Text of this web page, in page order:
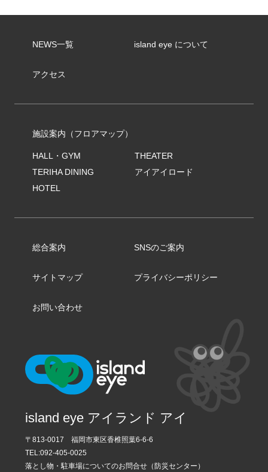
NEWS一覧 island eye について
アクセス
施設案内（フロアマップ）
HALL・GYM
THEATER
TERIHA DINING
アイアイロード
HOTEL
総合案内 SNSのご案内
サイトマップ プライバシーポリシー
お問い合わせ
island eye アイランド アイ
〒813-0017 福岡市東区香椎照葉6-6-6
TEL:092-405-0025
落とし物・駐車場についてのお問合せ（防災センター）